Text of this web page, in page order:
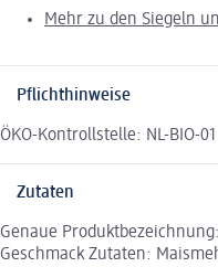
Mehr zu den Siegeln
Pflichthinweise
ÖKO-Kontrollstelle: NL-BIO-01
Zutaten
Genaue
Geschmack Zutaten: